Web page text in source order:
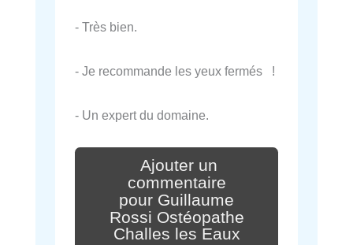
- Très bien.
- Je recommande les yeux fermés !
- Un expert du domaine.
Ajouter un
commentaire
pour Guillaume
Rossi Ostéopathe
Challes les Eaux